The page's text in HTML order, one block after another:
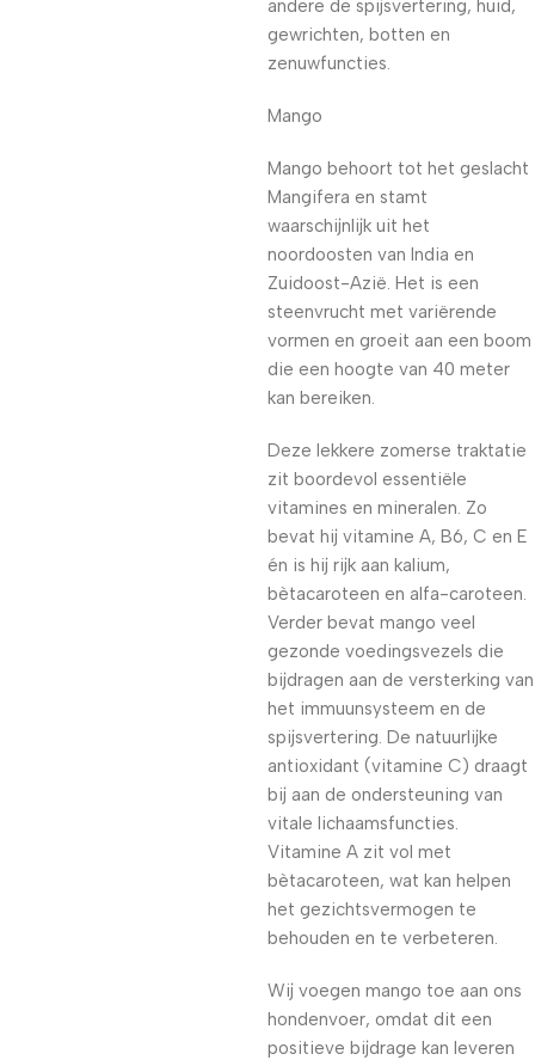
andere de spijsvertering, huid,
gewrichten, botten en
zenuwfuncties.
Mango
Mango behoort tot het geslacht
Mangifera en stamt
waarschijnlijk uit het
noordoosten van India en
Zuidoost-Azië. Het is een
steenvrucht met variërende
vormen en groeit aan een boom
die een hoogte van 40 meter
kan bereiken.
Deze lekkere zomerse traktatie
zit boordevol essentiële
vitamines en mineralen. Zo
bevat hij vitamine A, B6, C en E
én is hij rijk aan kalium,
bètacaroteen en alfa-caroteen.
Verder bevat mango veel
gezonde voedingsvezels die
bijdragen aan de versterking van
het immuunsysteem en de
spijsvertering. De natuurlijke
antioxidant (vitamine C) draagt
bij aan de ondersteuning van
vitale lichaamsfuncties.
Vitamine A zit vol met
bètacaroteen, wat kan helpen
het gezichtsvermogen te
behouden en te verbeteren.
Wij voegen mango toe aan ons
hondenvoer, omdat dit een
positieve bijdrage kan leveren